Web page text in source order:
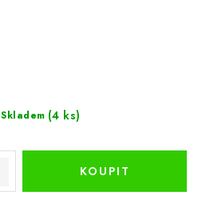
Skladem (4 ks)